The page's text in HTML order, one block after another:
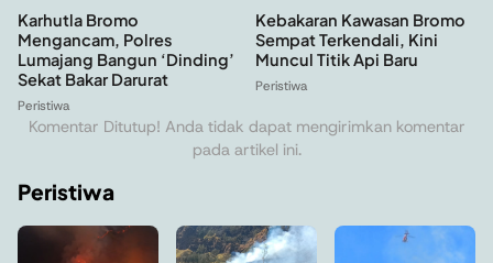
Karhutla Bromo
Mengancam, Polres
Lumajang Bangun ‘Dinding’
Sekat Bakar Darurat
Peristiwa
Kebakaran Kawasan Bromo
Sempat Terkendali, Kini
Muncul Titik Api Baru
Peristiwa
Komentar Ditutup! Anda tidak dapat mengirimkan komentar
pada artikel ini.
Peristiwa